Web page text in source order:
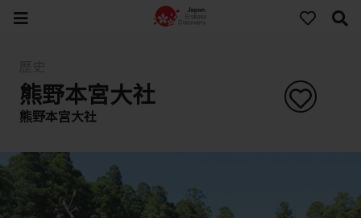
熊野本宮大社
熊野本宮大社